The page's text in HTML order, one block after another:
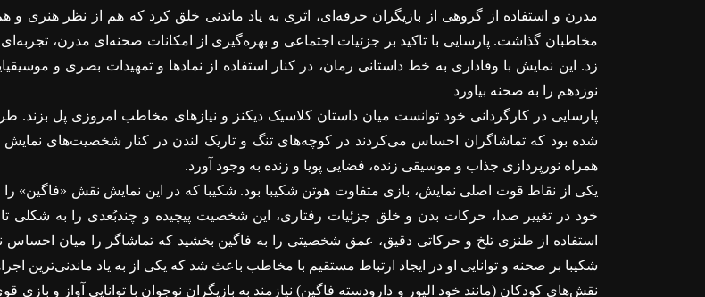
مدرن و استفاده از گروهی از بازیگران حرفه‌ای، اثری به یاد ماندنی خلق کرد که هم از نظر هنری و
مخاطبان گذاشت. پارسایی با تاکید بر جزئیات اجتماعی و بهره‌گیری از امکانات صحنه‌ای مدرن،
زد. این نمایش با وفاداری به خط داستانی رمان، در کنار استفاده از نمادها و تمهیدات بصری و
نوزدهم را به صحنه بیاورد.
پارسايی در کارگردانی خود توانست میان داستان کلاسیک دیکنز و نیازهای مخاطب امروزی پل بزند.
شده بود که تماشاگران احساس می‌کردند در کوچه‌های تنگ و تاریک لندن در کنار شخصیت‌های نمایش
همراه نورپردازی جذاب و موسیقی زنده، فضایی پویا و زنده به وجود آورد.
یکی از نقاط قوت اصلی نمایش، بازی متفاوت هوتن شکیبا بود. شکیبا که در این نمایش نقش «فاگین» را
خود در تغییر صدا، حرکات بدن و خلق جزئیات رفتاری، این شخصیت پیچیده و چندبُعدی را به شکلی
استفاده از طنزی تلخ و حرکاتی دقیق، عمق شخصیتی را به فاگین بخشید که تماشاگر را میان
شکیبا بر صحنه و توانایی او در ایجاد ارتباط مستقیم با مخاطب باعث شد که یکی از به‌ یاد ماندنی‌ترین
نقش‌های کودکان (مانند خود الیور و دارودسته فاگین) نیازمند به بازیگران نوجوان با توانایی آواز و بازی